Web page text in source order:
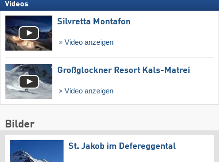
Videos
Silvretta Montafon
Video anzeigen
Großglockner Resort Kals-Matrei
Video anzeigen
Bilder
St. Jakob im Defereggental